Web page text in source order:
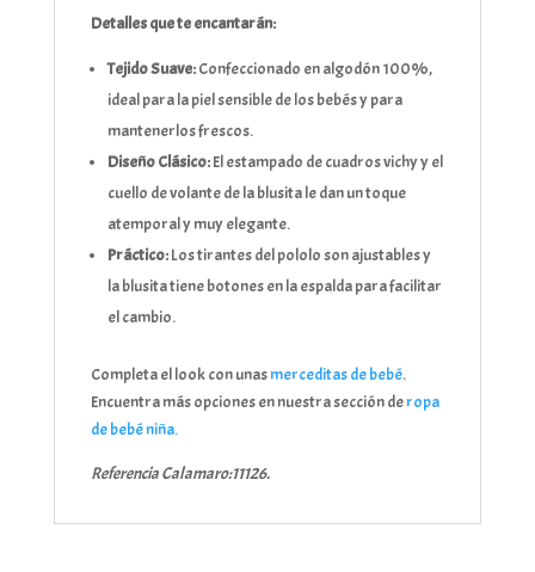
Detalles que te encantarán:
Tejido Suave:Confeccionado en algodón 100%,
ideal para la piel sensible de los bebés y para
mantenerlos frescos.
Diseño Clásico:El estampado de cuadros vichy y el
cuello de volante de la blusita le dan un toque
atemporal y muy elegante.
Práctico:Los tirantes del pololo son ajustables y
la blusita tiene botones en la espalda para facilitar
el cambio.
Completa el look con unasmerceditas de bebé.
Encuentra más opciones en nuestra sección deropa
de bebé niña.
Referencia Calamaro:11126.